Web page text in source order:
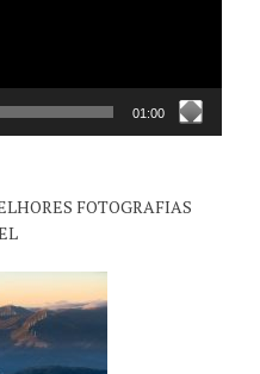
01:00
FOTOGRAFIAS